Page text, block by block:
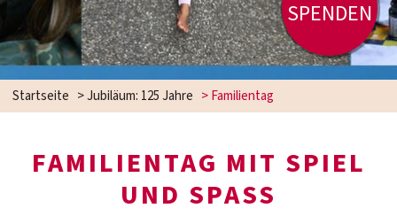
SPENDEN
Startseite >Jubiläum: 125 Jahre >Familientag
FAMILIENTAG MIT SPIEL
UND SPASS